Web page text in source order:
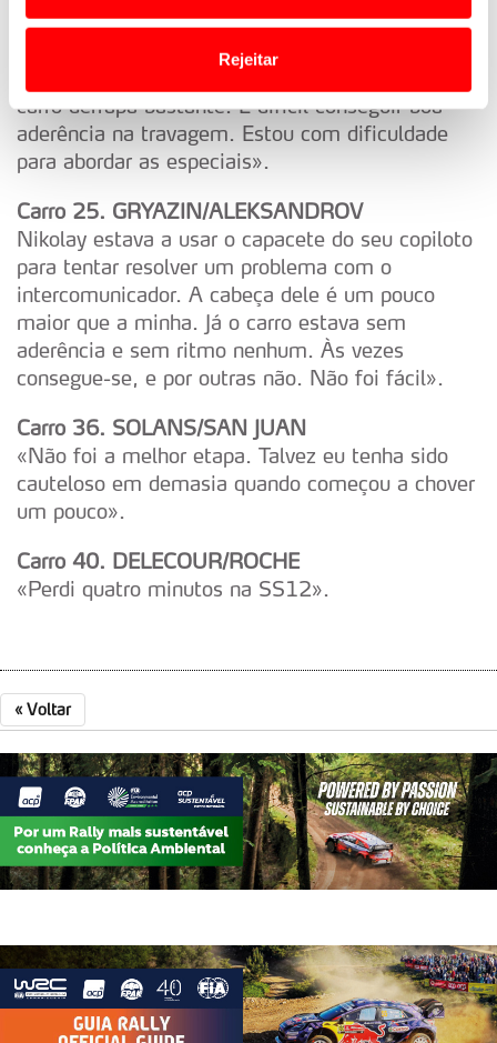
o acesso a informações durante a navegação no
personalizar conteúdos e anúncios, para lhe proporcionar
funcionalidades de redes sociais, bem como para
analisar dados de navegação no nosso website.
Adicionalmente partilhamos informação, relativa à sua
utilização do nosso site de publicidade e de análise, com
parceiros e organizações na UE e em países terceiros.
O ACP garantirá que as transferências internacionais de
dados pessoais serão realizadas apenas com o seu
consentimento e quando tal se afigure estritamente
necessário no contexto dos serviços a prestar.
Realçamos que o bloqueio de certo tipo de Cookies e
tecnologias similares pode ter impacto na sua
experiência de navegação no Website e nos serviços
disponibilizados.
Consulte a política de cookies do site.
Rejeitar
Carro 6. SORDO/CARRERA
carro derrapa bastante. É difícil conseguir boa
aderência na travagem. Estou com dificuldade
para abordar as especiais».
Carro 25. GRYAZIN/ALEKSANDROV
Nikolay estava a usar o capacete do seu copiloto
para tentar resolver um problema com o
intercomunicador. A cabeça dele é um pouco
maior que a minha. Já o carro estava sem
aderência e sem ritmo nenhum. Às vezes
consegue-se, e por outras não. Não foi fácil».
Carro 36. SOLANS/SAN JUAN
«Não foi a melhor etapa. Talvez eu tenha sido
cauteloso em demasia quando começou a chover
um pouco».
Carro 40. DELECOUR/ROCHE
«Perdi quatro minutos na SS12».
« Voltar